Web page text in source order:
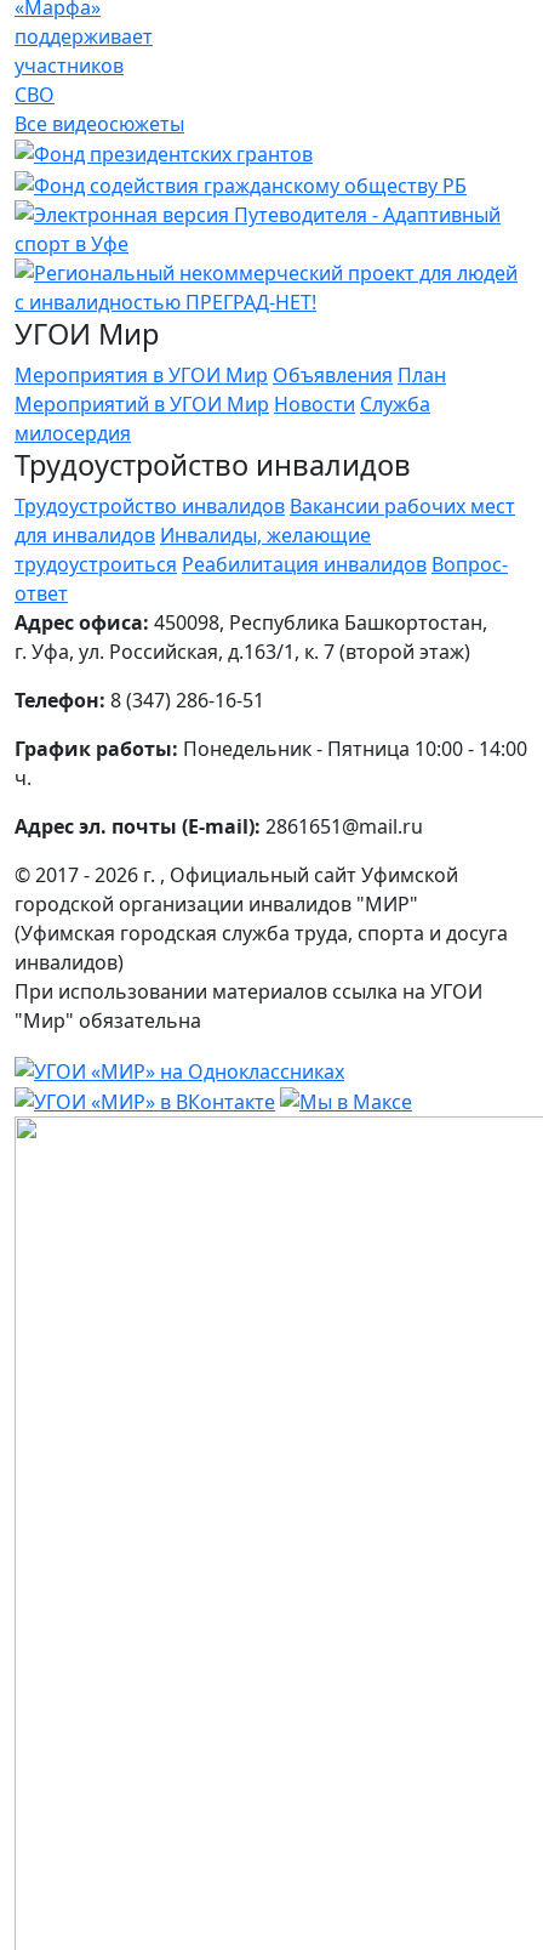
«Марфа»
поддерживает
участников
СВО
Все видеосюжеты
УГОИ Мир
Мероприятия в УГОИ Мир Объявления План
Мероприятий в УГОИ Мир Новости Служба
милосердия
Трудоустройство инвалидов
Трудоустройство инвалидов Вакансии рабочих мест
для инвалидов Инвалиды, желающие
трудоустроиться Реабилитация инвалидов Вопрос-
ответ
Адрес офиса: 450098, Республика Башкортостан,
г. Уфа, ул. Российская, д.163/1, к. 7 (второй этаж)
Телефон: 8 (347) 286-16-51
График работы: Понедельник - Пятница 10:00 - 14:00
ч.
Адрес эл. почты (E-mail): 2861651@mail.ru
© 2017 - 2026 г. , Официальный сайт Уфимской
городской организации инвалидов "МИР"
(Уфимская городская служба труда, спорта и досуга
инвалидов)
При использовании материалов ссылка на УГОИ
"Мир" обязательна